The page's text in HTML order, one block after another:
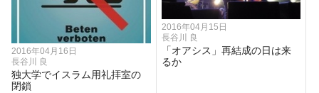
2016年04月16日
長谷川 良
独大学でイスラム用礼拝室の
閉鎖
2016年04月15日
長谷川 良
「オアシス」再結成の日は来
るか